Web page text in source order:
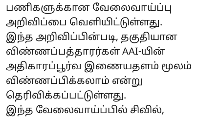
பணிகளுக்கான வேலைவாய்ப்பு
அறிவிப்பை வெளியிட்டுள்ளது.
இந்த அறிவிப்பின்படி, தகுதியான
விண்ணப்பத்தாரர்கள் AAI-யின்
அதிகாரப்பூர்வ இணையதளம் மூலம்
விண்ணப்பிக்கலாம் என்று
தெரிவிக்கப்பட்டுள்ளது.
இந்த வேலைவாய்ப்பில் சிவில்,